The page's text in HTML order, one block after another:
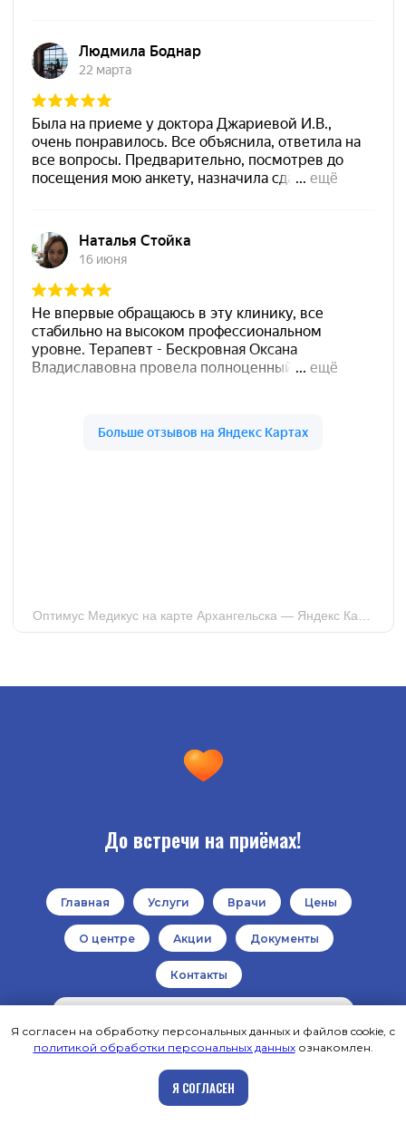
Записаться на приём
До встречи на приёмах!
Главная Услуги Врачи Цены
О центре Акции Документы
Контакты
г. Архангельск, ул Урицкого 54к2
+7 (8182) 45-75-03
Я согласен на обработку персональных данных и файлов cookie, с
политикой обработки персональных данныхознакомлен.
Я СОГЛАСЕН